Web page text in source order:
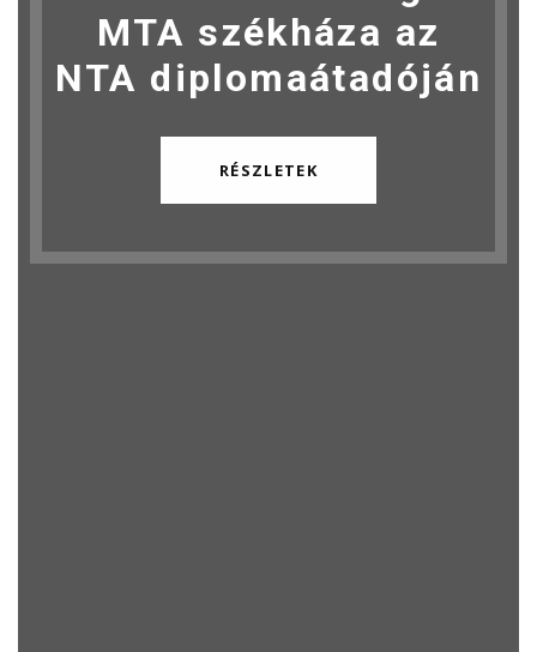
MTA székháza az
NTA diplomaátadóján
RÉSZLETEK